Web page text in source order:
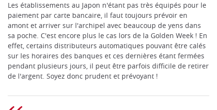
Les établissements au Japon n'étant pas très équipés pour le
paiement par carte bancaire, il faut toujours prévoir en
amont et arriver sur l'archipel avec beaucoup de yens dans
sa poche. C'est encore plus le cas lors de la Golden Week ! En
effet, certains distributeurs automatiques pouvant être calés
sur les horaires des banques et ces dernières étant fermées
pendant plusieurs jours, il peut être parfois difficile de retirer
de l'argent. Soyez donc prudent et prévoyant !